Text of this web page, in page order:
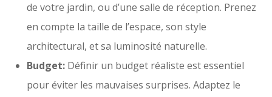
de votre jardin, ou d’une salle de réception. Prenez
en compte la taille de l’espace, son style
architectural, et sa luminosité naturelle.
Budget: Définir un budget réaliste est essentiel
pour éviter les mauvaises surprises. Adaptez le